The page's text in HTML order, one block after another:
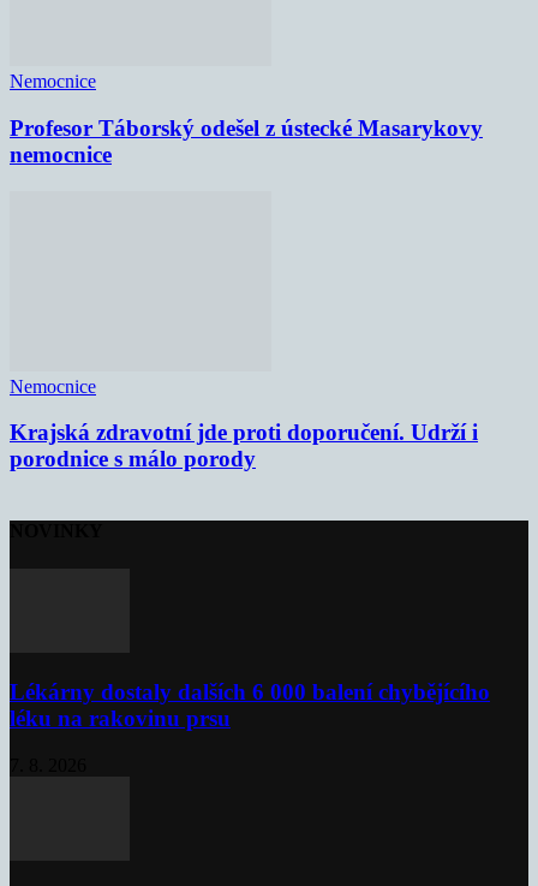
Nemocnice
Profesor Táborský odešel z ústecké Masarykovy
nemocnice
Nemocnice
Krajská zdravotní jde proti doporučení. Udrží i
porodnice s málo porody
Lékárny dostaly dalších 6 000 balení chybějícího
léku na rakovinu prsu